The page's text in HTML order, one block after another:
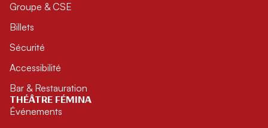
Groupe & CSE
Billets
Sécurité
Accessibilité
Bar & Restauration
THÉÂTRE FÉMINA
Événements